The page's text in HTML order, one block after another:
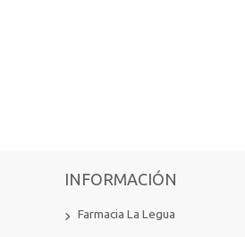
INFORMACIÓN
Farmacia La Legua